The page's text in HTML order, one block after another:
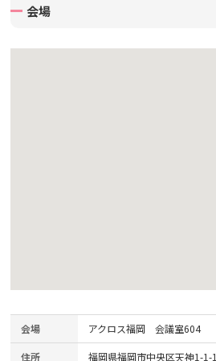
会場
会場 アクロス福岡 会議室604
住所 福岡県福岡市中央区天神1-1-1